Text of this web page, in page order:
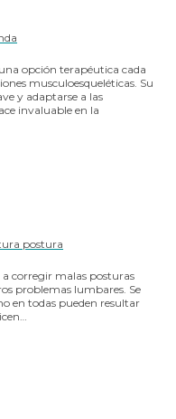
opción terapéutica cada
musculoesqueléticas. Su
y adaptarse a las
invaluable en la
postura
a corregir malas posturas
problemas lumbares. Se
en todas pueden resultar